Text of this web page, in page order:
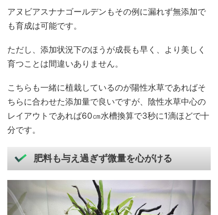
アヌビアスナナゴールデンもその例に漏れず無添加で
も育成は可能です。
ただし、添加状況下のほうが成長も早く、より美しく
育つことは間違いありません。
こちらも一緒に植栽しているのが陽性水草であればそ
ちらに合わせた添加量で良いですが、陰性水草中心の
レイアウトであれば60㎝水槽換算で3秒に1滴ほどで十
分です。
肥料も与え過ぎず微量を心がける